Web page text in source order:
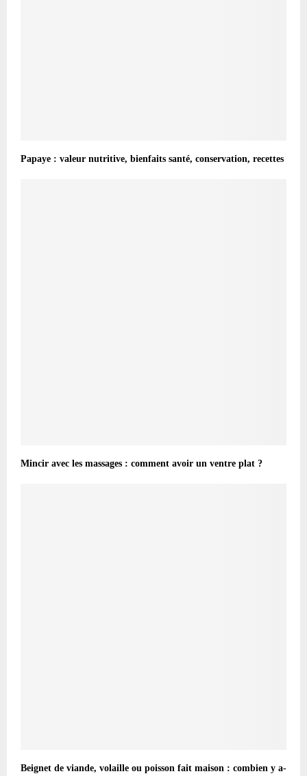
Papaye : valeur nutritive, bienfaits santé, conservation, recettes
Mincir avec les massages : comment avoir un ventre plat ?
Beignet de viande, volaille ou poisson fait maison : combien y a-